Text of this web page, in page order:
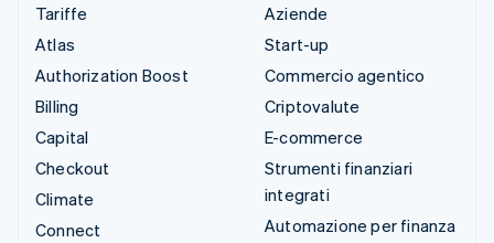
Tariffe
Atlas
Authorization Boost
Billing
Capital
Checkout
Climate
Connect
Aziende
Start-up
Commercio agentico
Criptovalute
E-commerce
Strumenti finanziari
integrati
Automazione per finanza